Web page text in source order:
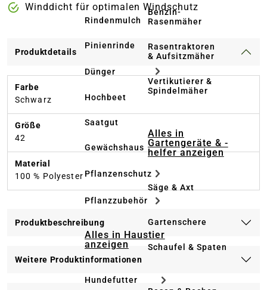
Rindenmulch
Pinienrinde
Dünger
Hochbeet
Saatgut
Gewächshaus
Pflanzenschutz
Pflanzzubehör
Alles in Haustier
anzeigen
Hundefutter
Benzin-
Rasenmäher
Rasentraktoren
& Aufsitzmäher
Vertikutierer &
Spindelmäher
Alles in
Gartengeräte & -
helfer anzeigen
Säge & Axt
Gartenschere
Schaufel & Spaten
Winddicht für optimalen Windschutz
Produktdetails
Farbe
Schwarz
Größe
42
Material
100 % Polyester
Produktbeschreibung
Weitere Produktinformationen